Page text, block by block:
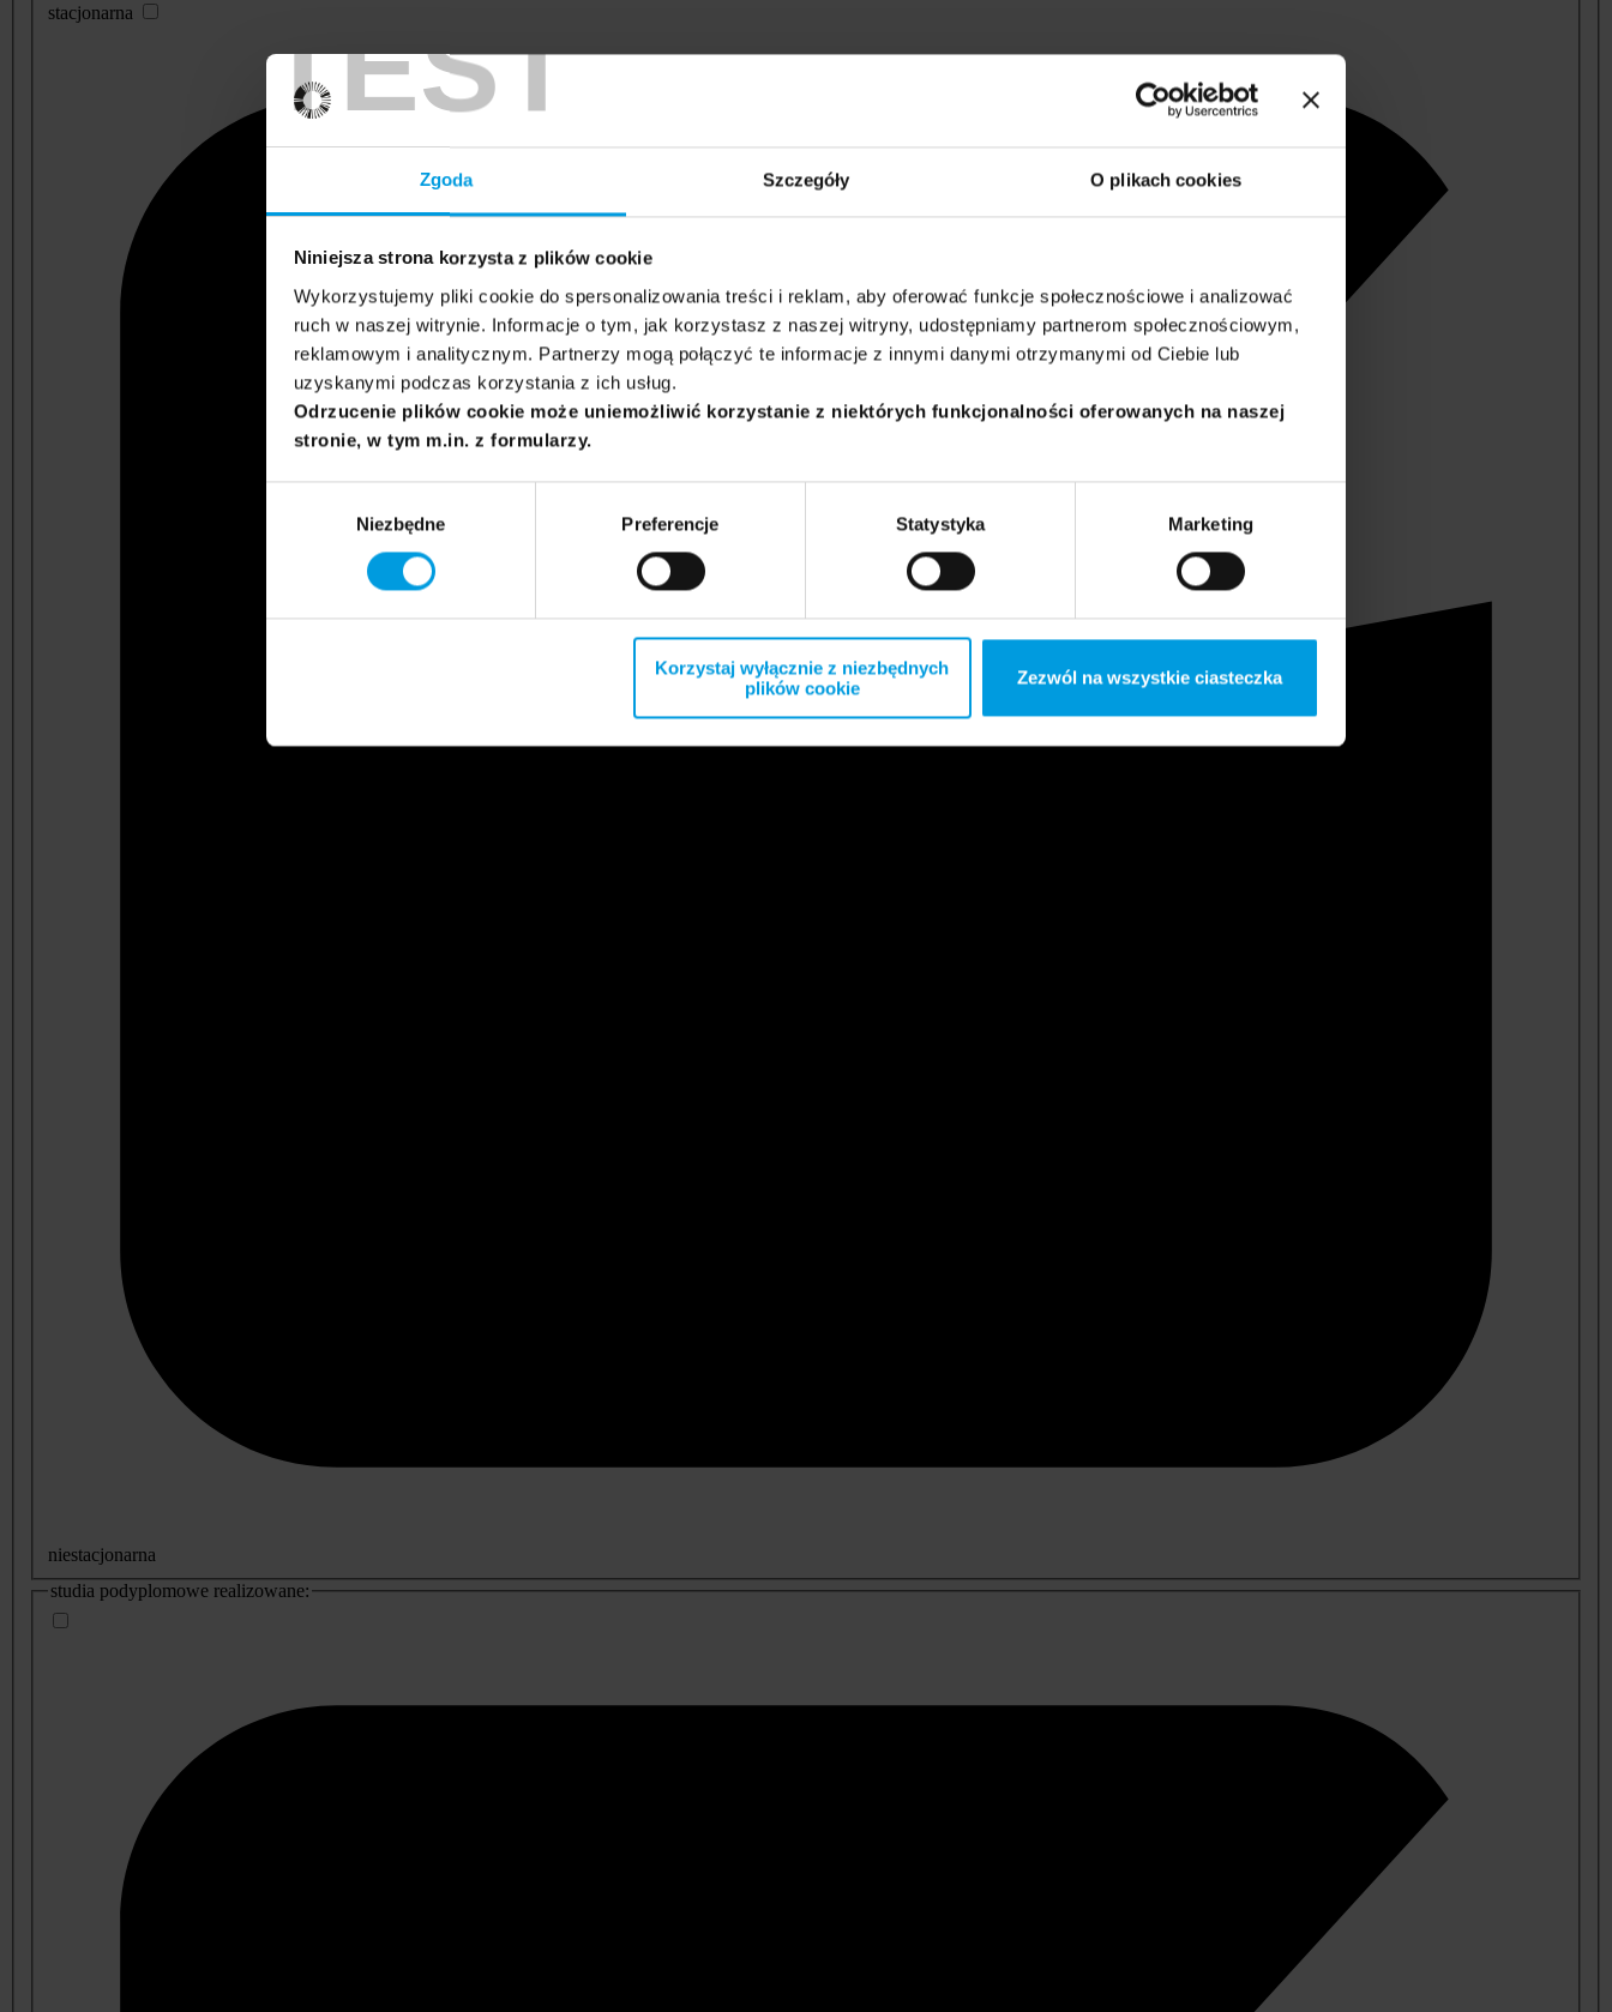
TEST
Zgoda Szczegóły O plikach cookies
Niniejsza strona korzysta z plików cookie
Wykorzystujemy pliki cookie do spersonalizowania treści i reklam, aby oferować funkcje społecznościowe i analizować
ruch w naszej witrynie. Informacje o tym, jak korzystasz z naszej witryny, udostępniamy partnerom społecznościowym,
reklamowym i analitycznym. Partnerzy mogą połączyć te informacje z innymi danymi otrzymanymi od Ciebie lub
uzyskanymi podczas korzystania z ich usług.
Odrzucenie plików cookie może uniemożliwić korzystanie z niektórych funkcjonalności oferowanych na naszej
stronie, w tym m.in. z formularzy.
Niezbędne Preferencje Statystyka Marketing
Korzystaj wyłącznie z niezbędnych
plików cookie
Zezwól na wszystkie ciasteczka
stacjonarna
niestacjonarna
studia podyplomowe realizowane: